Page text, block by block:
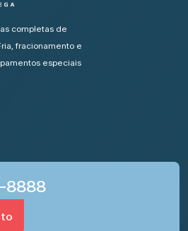
completas de
fracionamento e
especiais
8888